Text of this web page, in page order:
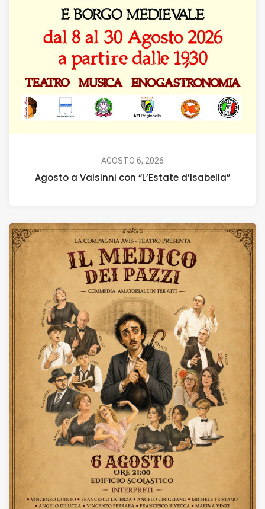
AGOSTO 6, 2026
Agosto a Valsinni con “L’Estate d’Isabella”